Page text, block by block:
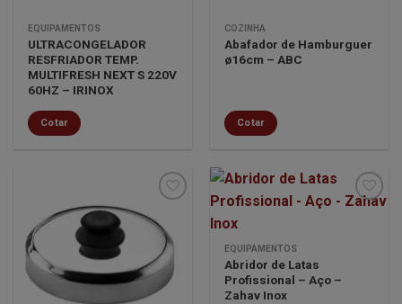
EQUIPAMENTOS
ULTRACONGELADOR
RESFRIADOR TEMP.
MULTIFRESH NEXT S 220V
60HZ – IRINOX
Cotar
COZINHA
Abafador de Hamburguer
ø16cm – ABC
Cotar
Minha
lista de
desejos
desejos
EQUIPAMENTOS
Abridor de Latas
Profissional – Aço –
Zahav Inox